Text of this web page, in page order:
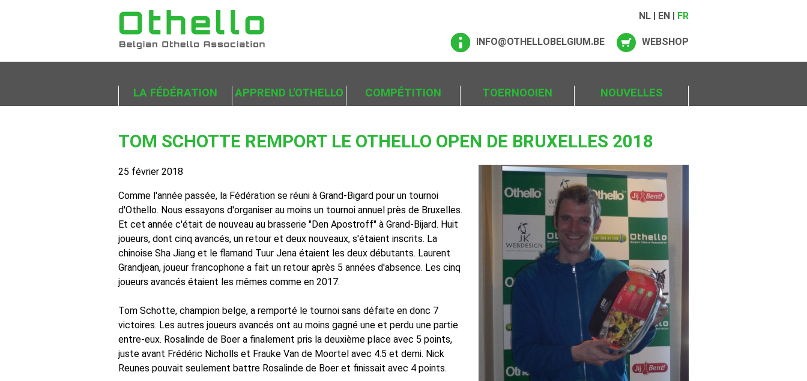
NL EN FR
INFO@OTHELLOBELGIUM.BE WEBSHOP
LA FÉDÉRATION APPREND L'OTHELLO COMPÉTITION TOERNOOIEN NOUVELLES
TOM SCHOTTE REMPORT LE OTHELLO OPEN DE BRUXELLES 2018
25 février 2018
Comme l'année passée, la Fédération se réuni à Grand-Bigard pour un tournoi
d'Othello. Nous essayons d'organiser au moins un tournoi annuel près de Bruxelles.
Et cet année c'était de nouveau au brasserie "Den Apostroff" à Grand-Bijard. Huit
joueurs, dont cinq avancés, un retour et deux nouveaux, s'étaient inscrits. La
chinoise Sha Jiang et le flamand Tuur Jena étaient les deux débutants. Laurent
Grandjean, joueur francophone a fait un retour après 5 années d'absence. Les cinq
joueurs avancés étaient les mêmes comme en 2017.
Tom Schotte, champion belge, a remporté le tournoi sans défaite en donc 7
victoires. Les autres joueurs avancés ont au moins gagné une et perdu une partie
entre-eux. Rosalinde de Boer a finalement pris la deuxième place avec 5 points,
juste avant Frédéric Nicholls et Frauke Van de Moortel avec 4.5 et demi. Nick
Reunes pouvait seulement battre Rosalinde de Boer et finissait avec 4 points.